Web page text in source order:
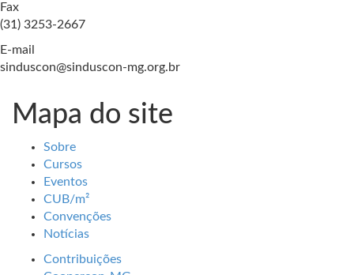
Fax
(31) 3253-2667
E-mail
sinduscon@sinduscon-mg.org.br
Mapa do site
Sobre
Cursos
Eventos
CUB/m²
Convenções
Notícias
Contribuições